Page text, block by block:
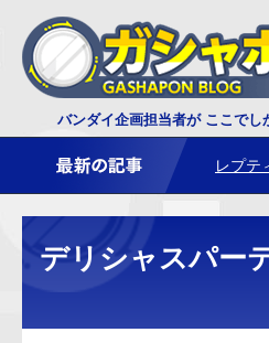
バンダイ企画担当者が ここで
ダイ
レプテ
デリシャスパー